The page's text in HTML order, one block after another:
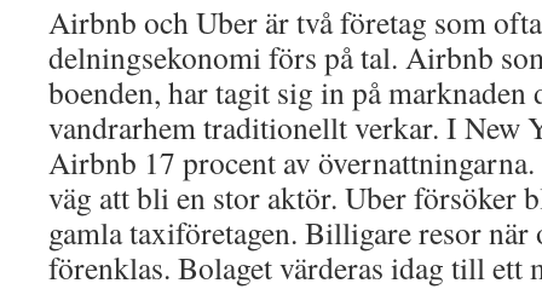
Airbnb och Uber är två företag som
delningsekonomi förs på tal. Airbnb
boenden, har tagit sig in på marknaden
vandrarhem traditionellt verkar. I New
Airbnb 17 procent av
väg att bli en stor aktör. Uber försöker
gamla taxiföretagen. Billigare resor när
förenklas. Bolaget värderas idag till ett